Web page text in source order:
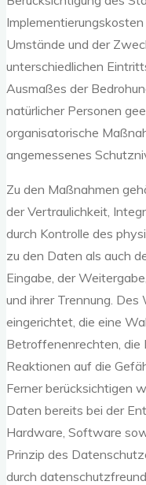
Umstände und der
unterschiedlichen
Ausmaßes der
natürlicher Personen
organisatorische
angemessenes
Zu den Maßnahmen
der Vertraulichkeit,
durch Kontrolle des
zu den Daten als auch
Eingabe, der
und ihrer Trennung.
eingerichtet, die eine
Betroffenenrechten, die
Reaktionen auf die
Ferner berücksichtigen
Daten bereits bei der
Hardware, Software
Prinzip des
durch